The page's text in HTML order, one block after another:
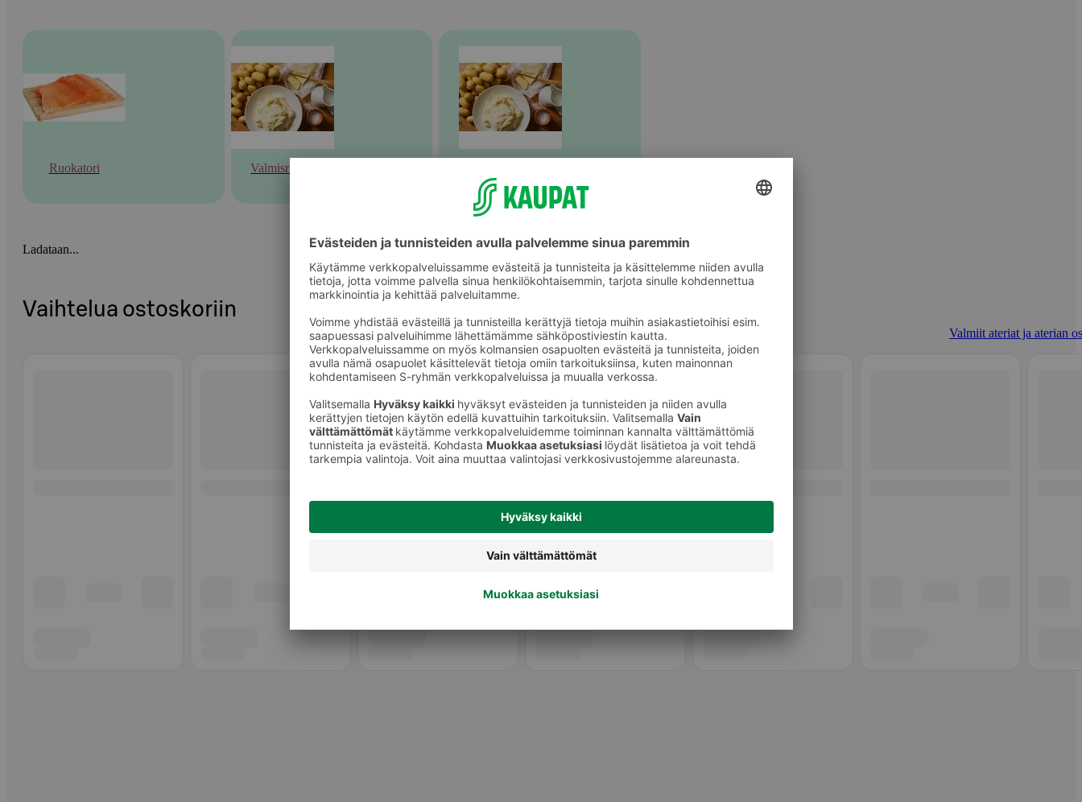
Ruokatori Valmisruoka
Ladataan...
Vaihtelua ostoskoriin
Valmiit ateriat ja aterian